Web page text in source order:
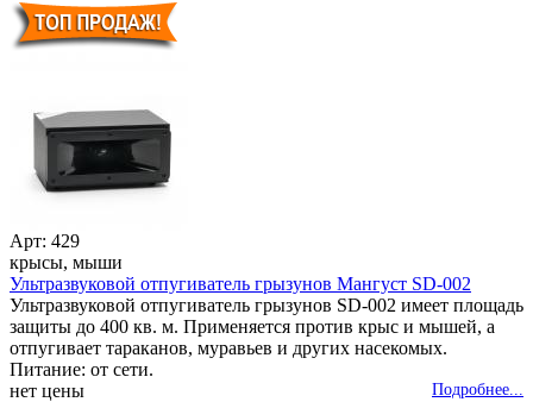
Арт: 429
крысы, мыши
Ультразвуковой отпугиватель грызунов Мангуст SD-002
Ультразвуковой отпугиватель грызунов SD-002 имеет площадь
защиты до 400 кв. м. Применяется против крыс и мышей, а
отпугивает тараканов, муравьев и других насекомых.
Питание: от сети.
нет цены
Подробнее...